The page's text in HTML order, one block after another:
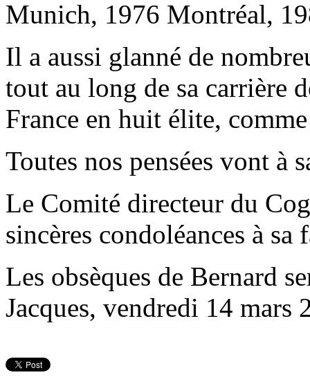
Munich, 1976 Montréal,
Il a aussi glanné de
tout au long de sa carrière
France en huit élite,
Toutes nos pensées vont à
Le Comité directeur du
sincères condoléances à sa
Les obsèques de Bernard
Jacques, vendredi 14 mars